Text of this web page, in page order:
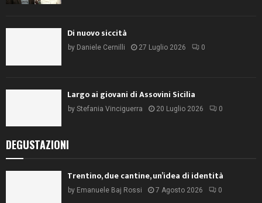
Di nuovo siccità
by Daniele Cernilli 27 Luglio 2026 0
Largo ai giovani di Assovini Sicilia
by Stefania Vinciguerra 20 Luglio 2026 0
DEGUSTAZIONI
Trentino, due cantine, un’idea di identità
by Emanuele Baj Rossi 7 Agosto 2026 0